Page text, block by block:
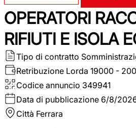
OPERATORI
RIFIUTI E ISOLA
Tipo di contratto
Retribuzione Lorda 19000 -
Codice annuncio 349941
Data di pubblicazione 6/8/
Città Ferrara